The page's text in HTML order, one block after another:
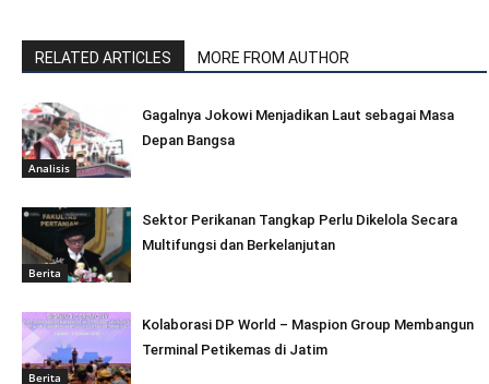
RELATED ARTICLES MORE FROM AUTHOR
Analisis
Gagalnya Jokowi Menjadikan Laut sebagai Masa
Depan Bangsa
Berita
Sektor Perikanan Tangkap Perlu Dikelola Secara
Multifungsi dan Berkelanjutan
Berita
Kolaborasi DP World – Maspion Group Membangun
Terminal Petikemas di Jatim